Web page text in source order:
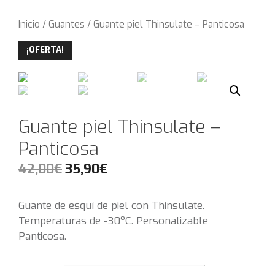
Inicio /Guantes / Guante piel Thinsulate – Panticosa
¡OFERTA!
Guante piel Thinsulate –
Panticosa
42,00€35,90€
Guante de esquí de piel con Thinsulate.
Temperaturas de -30ºC. Personalizable
Panticosa.